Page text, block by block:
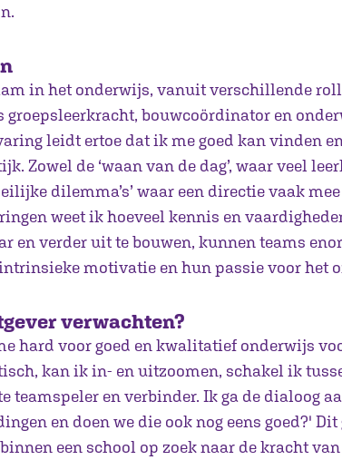
in het onderwijs, vanuit verschillende
groepsleerkracht, bouwcoördinator en
leidt ertoe dat ik me goed kan vinden
Zowel de ‘waan van de dag’, waar veel
dilemma’s’ waar een directie vaak
weet ik hoeveel kennis en
en verder uit te bouwen, kunnen teams
motivatie en hun passie voor het
verwachten?
hard voor goed en kwalitatief onderwijs
kan ik in- en uitzoomen, schakel ik
teamspeler en verbinder. Ik ga de dialoog
en doen we die ook nog eens goed?'
een school op zoek naar de kracht